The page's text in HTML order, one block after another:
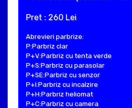
Pret : 260 Lei
Abrevieri parbrize:
P:Parbriz clar
P+V:Parbriz cu tenta verde
P+S:Parbriz cu parasolar
P+SE:Parbriz cu senzor
P+I:Parbriz cu incalzire
P+H:Parbriz heliomat
P+C:Parbriz cu camera